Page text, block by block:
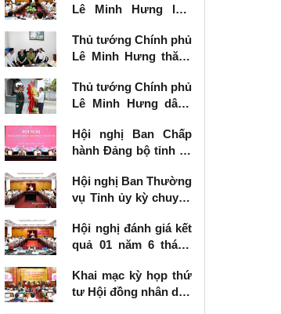
Lê Minh Hưng làm
vụ Tỉnh ủy Lạng Sơn
Thủ tướng Chính phủ
Lê Minh Hưng thăm,
binh tại Lạng Sơn
Thủ tướng Chính phủ
Lê Minh Hưng dâng
các Anh hùng liệt sĩ
tại Lạng Sơn
Hội nghị Ban Chấp
hành Đảng bộ tỉnh kỳ
Hội nghị Ban Thường
vụ Tỉnh ủy kỳ chuyên
Hội nghị đánh giá kết
quả 01 năm 6 tháng
số 57-NQ/TW
Khai mạc kỳ họp thứ
tư Hội đồng nhân dân